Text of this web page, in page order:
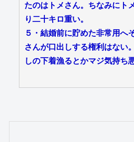
たのはトメさん。ちなみにト
り二十キロ重い。
５・結婚前に貯めた非常用へ
さんが口出しする権利はない
しの下着漁るとかマジ気持ち